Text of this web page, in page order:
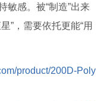
敏感。被“制造”出来
”，需要依托更能“用
product/200D-Poly